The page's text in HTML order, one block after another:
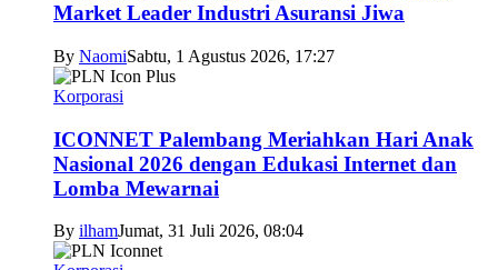
Market Leader Industri Asuransi Jiwa
By NaomiSabtu, 1 Agustus 2026, 17:27
Korporasi
ICONNET Palembang Meriahkan Hari Anak
Nasional 2026 dengan Edukasi Internet dan
Lomba Mewarnai
By ilhamJumat, 31 Juli 2026, 08:04